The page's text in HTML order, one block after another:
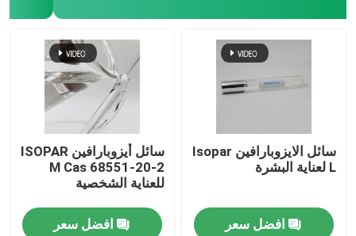
سائل الايزوبارافين Isopar
L لعناية البشرة
افضل سعر
سائل أيزوبارافين ISOPAR
M Cas 68551-20-2
للعناية الشخصية
افضل سعر